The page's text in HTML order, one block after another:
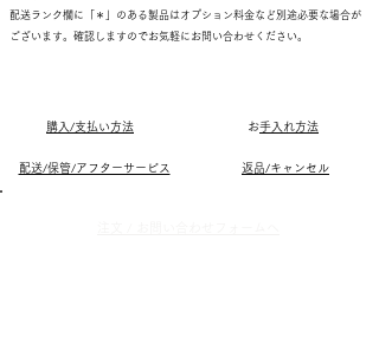
配送ランク欄に「＊」のある製品はオプション料金など別途必要な場合が
ございます。確認しますのでお気軽にお問い合わせください。
購入/支払い方法 ​お手入れ方法
配送/保管/アフターサービス 返品/キャンセル